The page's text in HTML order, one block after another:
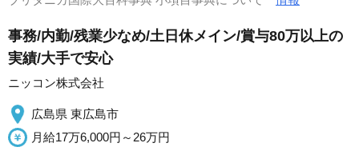
事務/内勤/残業少なめ/土日休メイン/賞与80万以上の
実績/大手で安心
ニッコン株式会社
広島県 東広島市
月給17万6,000円～26万円